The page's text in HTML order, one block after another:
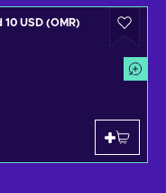
USD (OMR)